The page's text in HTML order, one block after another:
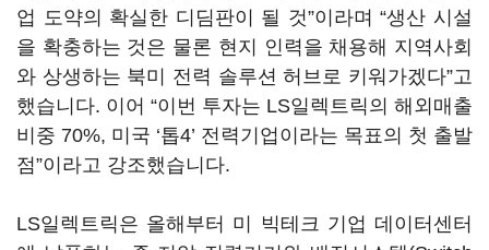
업 도약의 확실한 디딤판이 될 것”이라며 “생산 시설
을 확충하는 것은 물론 현지 인력을 채용해 지역사회
와 상생하는 북미 전력 솔루션 허브로 키워가겠다”고
했습니다. 이어 “이번 투자는 LS일렉트릭의 해외매출
비중 70%, 미국 ‘톱4’ 전력기업이라는 목표의 첫 출발
점”이라고 강조했습니다.
LS일렉트릭은 올해부터 미 빅테크 기업 데이터센터